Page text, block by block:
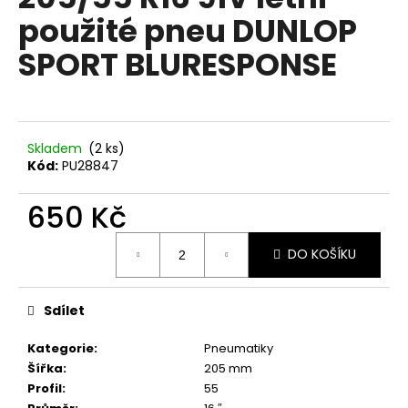
5
hvězdiček.
použité pneu DUNLOP
SPORT BLURESPONSE
Skladem (2 ks)
Kód: PU28847
650 Kč
DO KOŠÍKU
Kategorie:
Pneumatiky
Šířka:
205 mm
Profil:
55
Sdílet
a
j
í
?
D
o
o
u